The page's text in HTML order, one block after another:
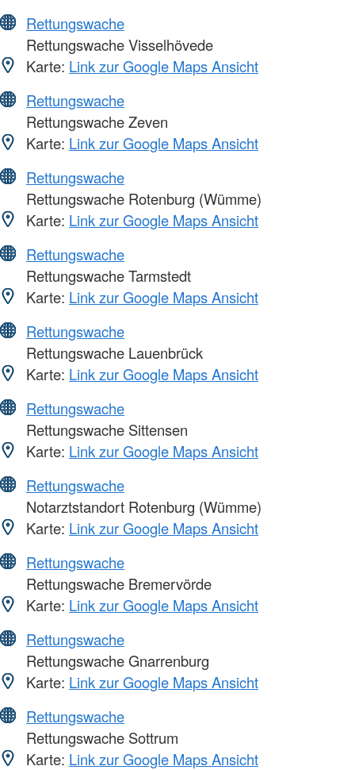
Rettungswache
Rettungswache Visselhövede
Karte: Link zur Google Maps Ansicht
Rettungswache
Rettungswache Zeven
Karte: Link zur Google Maps Ansicht
Rettungswache
Rettungswache Rotenburg (Wümme)
Karte: Link zur Google Maps Ansicht
Rettungswache
Rettungswache Tarmstedt
Karte: Link zur Google Maps Ansicht
Rettungswache
Rettungswache Lauenbrück
Karte: Link zur Google Maps Ansicht
Rettungswache
Rettungswache Sittensen
Karte: Link zur Google Maps Ansicht
Rettungswache
Notarztstandort Rotenburg (Wümme)
Karte: Link zur Google Maps Ansicht
Rettungswache
Rettungswache Bremervörde
Karte: Link zur Google Maps Ansicht
Rettungswache
Rettungswache Gnarrenburg
Karte: Link zur Google Maps Ansicht
Rettungswache
Rettungswache Sottrum
Karte: Link zur Google Maps Ansicht